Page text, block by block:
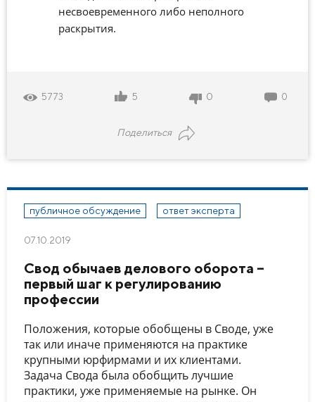
несвоевременного либо неполного
раскрытия.
5773 5 0 0
Поделиться
публичное обсуждение ответ эксперта
07.10.2019
Свод обычаев делового оборота –
первый шаг к регулированию
профессии
Положения, которые обобщены в Своде, уже
так или иначе применяются на практике
крупными юрфирмами и их клиентами.
Задача Свода была обобщить лучшие
практики, уже применяемые на рынке. Он